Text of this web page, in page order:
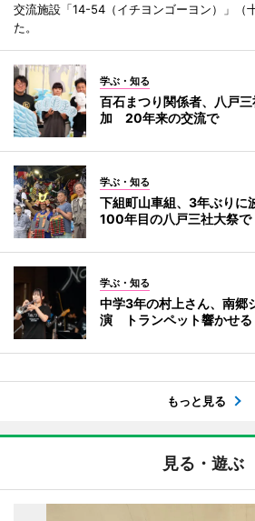
交流施設「14-54（イチヨンゴーヨン）」（
た。
学ぶ・知る
百石まつり関係者、八戸
加 20年来の交流で
学ぶ・知る
下組町山車組、3年ぶり
100年目の八戸三社大祭で
学ぶ・知る
中学3年の村上さん、南郷
演 トランペット響かせる
もっと見る
見る・遊ぶ